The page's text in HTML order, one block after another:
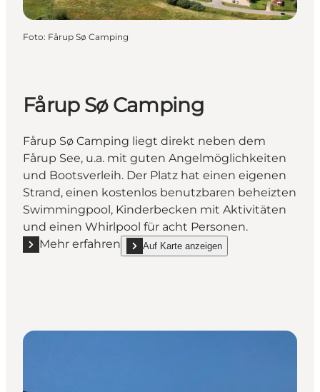
Foto: Fårup Sø Camping
Fårup Sø Camping
Fårup Sø Camping liegt direkt neben dem
Fårup See, u.a. mit guten Angelmöglichkeiten
und Bootsverleih. Der Platz hat einen eigenen
Strand, einen kostenlos benutzbaren beheizten
Swimmingpool, Kinderbecken mit Aktivitäten
und einen Whirlpool für acht Personen.
Mehr erfahren
Mehr erfahren "Fårup Sø Camping"
Auf Karte anzeigen
show Fårup Sø Camping on_map